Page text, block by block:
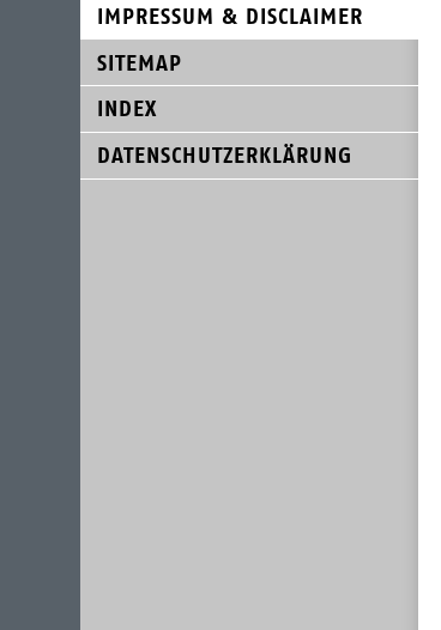
SUBNAVIGATION
IMPRESSUM & DISCLAIMER
SITEMAP
INDEX
DATENSCHUTZERKLÄRUNG